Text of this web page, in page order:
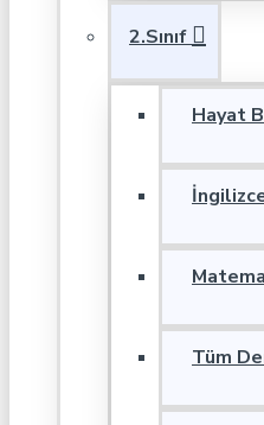
2.Sınıf
Hayat
Tüm